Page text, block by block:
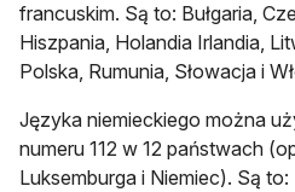
francuskim. Są to: Bułgaria,
Hiszpania, Holandia Irlandia,
Polska, Rumunia, Słowacja i
Języka niemieckiego można
numeru 112 w 12 państwach
Luksemburga i Niemiec). Są to: